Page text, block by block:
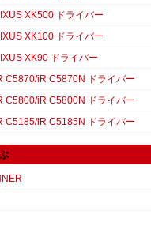
XK500 ドライバー
XK100 ドライバー
XK90 ドライバー
C5870/iR C5870N ドライバー
C5800/iR C5800N ドライバー
C5185/iR C5185N ドライバー